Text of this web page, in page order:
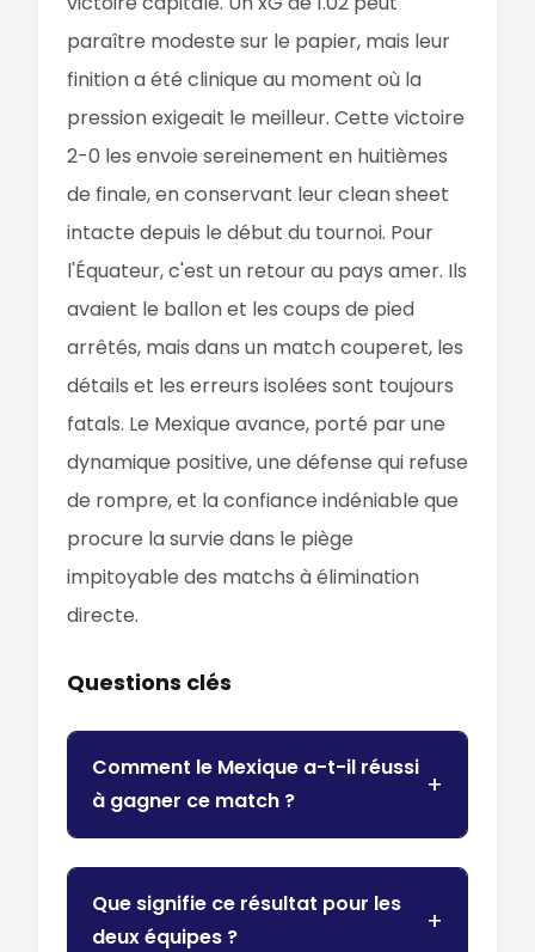
paraître modeste sur le papier, mais leur
finition a été clinique au moment où la
pression exigeait le meilleur. Cette victoire
2-0 les envoie sereinement en huitièmes
de finale, en conservant leur clean sheet
intacte depuis le début du tournoi. Pour
l'Équateur, c'est un retour au pays amer. Ils
avaient le ballon et les coups de pied
arrêtés, mais dans un match couperet, les
détails et les erreurs isolées sont toujours
fatals. Le Mexique avance, porté par une
dynamique positive, une défense qui refuse
de rompre, et la confiance indéniable que
procure la survie dans le piège
impitoyable des matchs à élimination
directe.
Questions clés
Comment le Mexique a-t-il réussi
à gagner ce match ?
Que signifie ce résultat pour les
deux équipes ?